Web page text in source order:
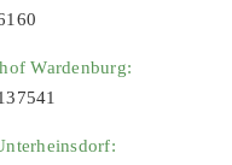
Wardenburg: